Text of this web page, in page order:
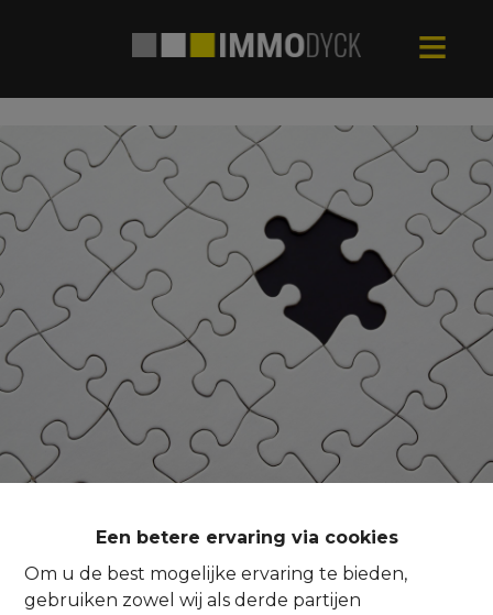
Een betere ervaring via cookies
Om u de best mogelijke ervaring te bieden,
gebruiken zowel wij als derde partijen
Oeps, deze pagina